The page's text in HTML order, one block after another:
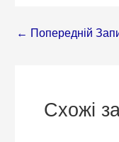
← Попередній
Схожі